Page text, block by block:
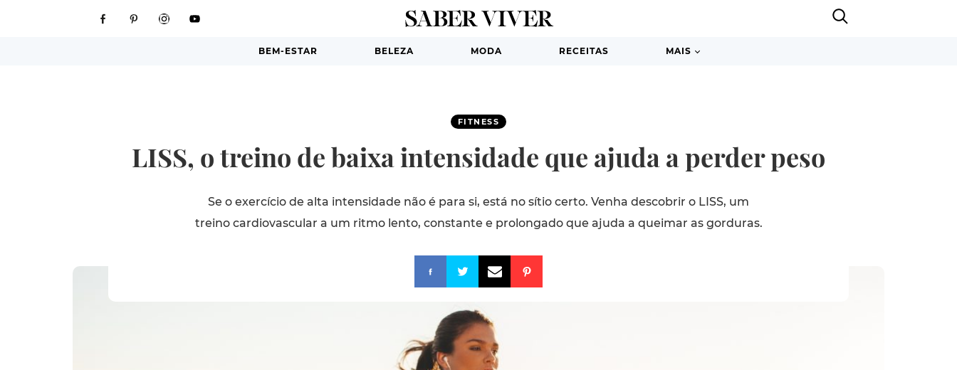
BEM-ESTAR BELEZA MODA RECEITAS MAIS
FITNESS
LISS, o treino de baixa intensidade que ajuda a perder peso
Se o exercício de alta intensidade não é para si, está no sítio certo. Venha descobrir o LISS, um
treino cardiovascular a um ritmo lento, constante e prolongado que ajuda a queimar as gorduras.